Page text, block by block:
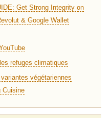
Get Strong Integrity on
& Google Wallet
refuges climatiques
végétariennes
Cuisine